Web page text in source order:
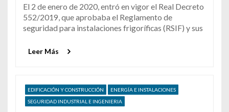
El 2 de enero de 2020, entró en vigor el Real Decreto
552/2019, que aprobaba el Reglamento de
seguridad para instalaciones frigoríficas (RSIF) y sus
Leer Más
EDIFICACIÓN Y CONSTRUCCIÓN
ENERGÍA E INSTALACIONES
SEGURIDAD INDUSTRIAL E INGENIERIA